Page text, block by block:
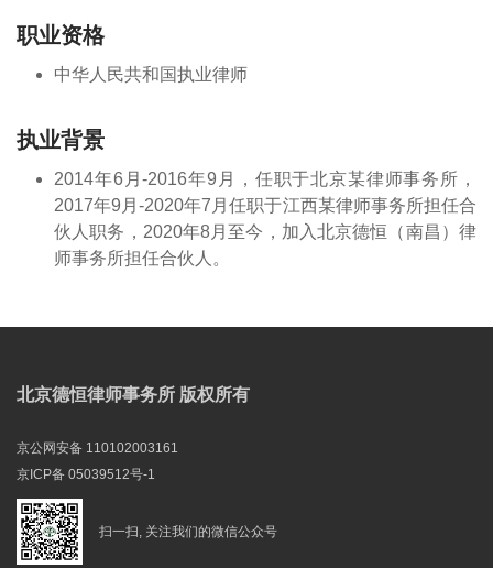
职业资格
中华人民共和国执业律师
执业背景
2014年6月-2016年9月，任职于北京某律师事务所，
2017年9月-2020年7月任职于江西某律师事务所担任合
伙人职务，2020年8月至今，加入北京德恒（南昌）律
师事务所担任合伙人。
北京德恒律师事务所 版权所有
京公网安备 110102003161
京ICP备 05039512号-1
扫一扫, 关注我们的微信公众号